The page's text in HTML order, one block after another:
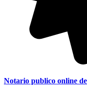
Notario publico online